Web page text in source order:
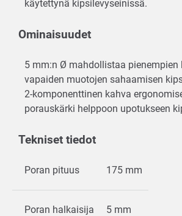
käytettynä kipsilevyseinissä.
Ominaisuudet
5 mm:n Ø mahdollistaa pienempien
vapaiden muotojen sahaamisen
2-komponenttinen kahva
porauskärki helppoon upotukseen
Tekniset tiedot
Poran pituus 175 mm
Poran halkaisija 5 mm